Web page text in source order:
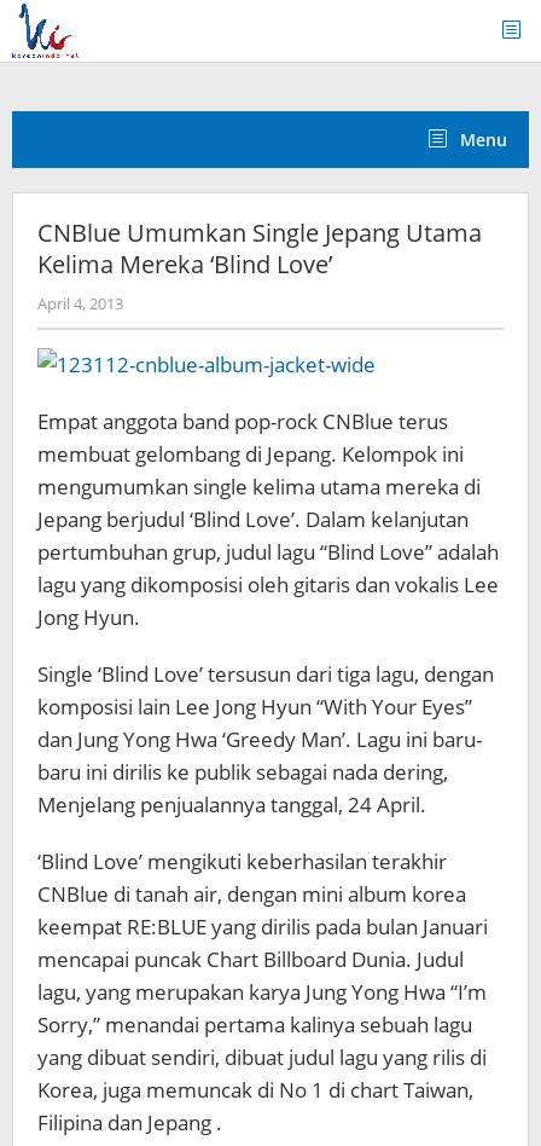
Skip
content
Menu
CNBlue Umumkan Single Jepang Utama
Kelima Mereka ‘Blind Love’
April 4, 2013by
Koreanindo
Empatanggota band pop-rock CNBlue terus
membuat gelombang di Jepang. Kelompok ini
mengumumkan single kelima utama mereka di
Jepang berjudul ‘Blind Love’. Dalam kelanjutan
pertumbuhan grup, judul lagu “Blind Love”adalah
lagu yang dikomposisi oleh gitaris dan vokalis Lee
Jong Hyun.
Single ‘Blind Love’ tersusun dari tiga lagu, dengan
komposisi lain Lee Jong Hyun “With Your Eyes”
dan JungYong Hwa ‘Greedy Man’. Lagu ini baru-
baru ini dirilis ke publik sebagai nada dering,
Menjelang penjualannya tanggal, 24 April.
‘Blind Love’ mengikuti keberhasilan terakhir
CNBlue di tanah air, dengan mini album korea
keempat RE:BLUE yang dirilis pada bulan Januari
mencapai puncak Chart Billboard Dunia. Judul
lagu, yang merupakan karya JungYong Hwa “I’m
Sorry,” menandai pertama kalinya sebuah lagu
yang dibuat sendiri, dibuat judul lagu yang rilis di
Korea, juga memuncak di No 1 di chartTaiwan,
Filipina dan Jepang .